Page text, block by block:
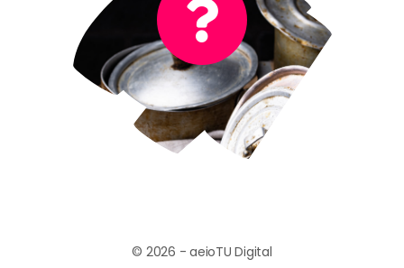
¡Muy bien!
Es el sonido de ollas
© 2026 - aeioTU Digital